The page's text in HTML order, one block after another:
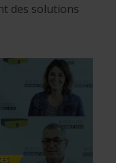
des solutions